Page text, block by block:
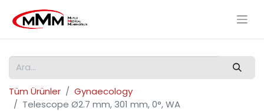
Tüm Ürünler
Gynaecology
Telescope Ø2.7 mm, 301 mm, 0°, WA